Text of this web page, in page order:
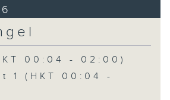
00:04 - 02:00)
1 (HKT 00:04 -